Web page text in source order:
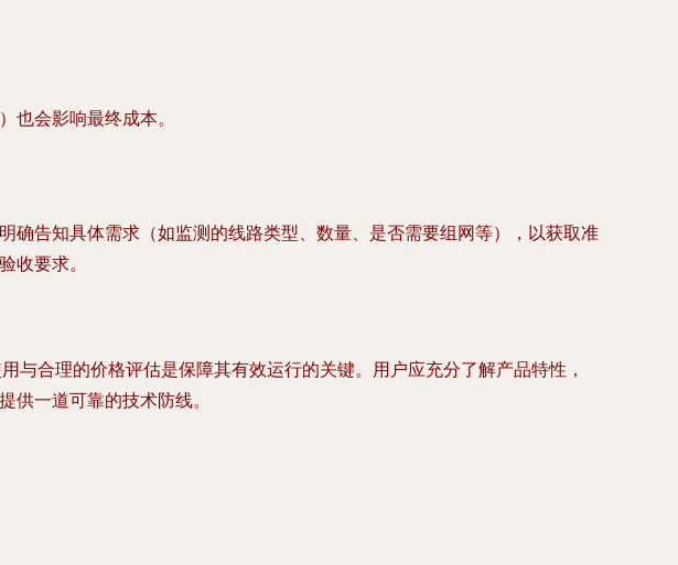
也会影响最终成本。
告知具体需求（如监测的线路类型、数量、是否需要组网等），以获取准
收要求。
与合理的价格评估是保障其有效运行的关键。用户应充分了解产品特性，
供一道可靠的技术防线。